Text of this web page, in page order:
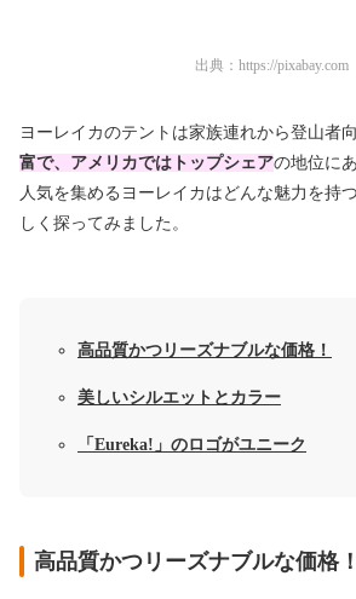
出典： https://pixabay.com
ヨーレイカのテントは家族連れから登山者
富で、アメリカではトップシェアの地位に
人気を集めるヨーレイカはどんな魅力を持
しく探ってみました。
高品質かつリーズナブルな価格！
美しいシルエットとカラー
「Eureka!」のロゴがユニーク
高品質かつリーズナブルな価格！